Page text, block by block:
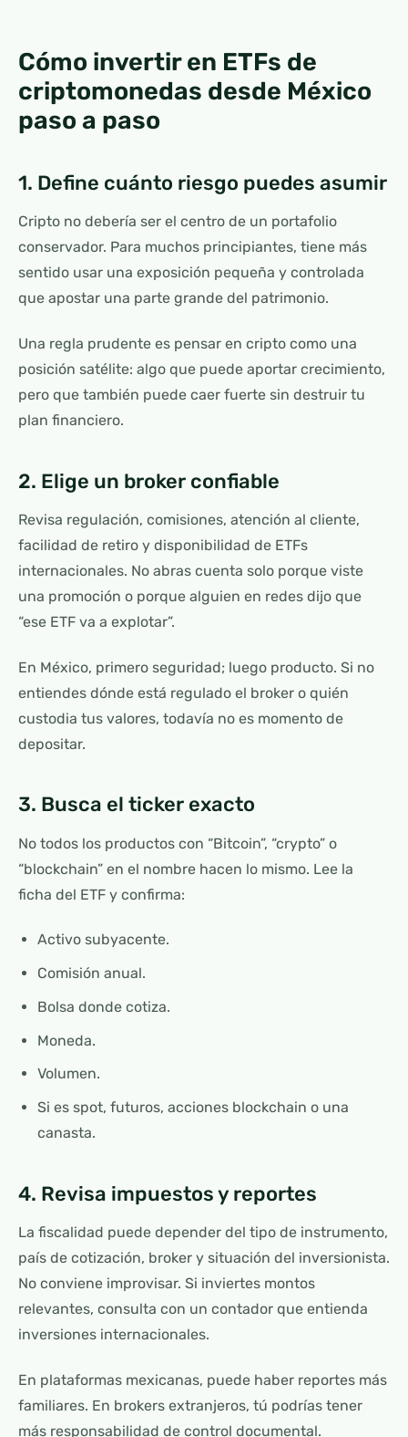
Cómo invertir en ETFs de
criptomonedas desde México
paso a paso
1. Define cuánto riesgo puedes asumir
Cripto no debería ser el centro de un portafolio
conservador. Para muchos principiantes, tiene más
sentido usar una exposición pequeña y controlada
que apostar una parte grande del patrimonio.
Una regla prudente es pensar en cripto como una
posición satélite: algo que puede aportar crecimiento,
pero que también puede caer fuerte sin destruir tu
plan financiero.
2. Elige un broker confiable
Revisa regulación, comisiones, atención al cliente,
facilidad de retiro y disponibilidad de ETFs
internacionales. No abras cuenta solo porque viste
una promoción o porque alguien en redes dijo que
“ese ETF va a explotar”.
En México, primero seguridad; luego producto. Si no
entiendes dónde está regulado el broker o quién
custodia tus valores, todavía no es momento de
depositar.
3. Busca el ticker exacto
No todos los productos con “Bitcoin”, “crypto” o
“blockchain” en el nombre hacen lo mismo. Lee la
ficha del ETF y confirma:
Activo subyacente.
Comisión anual.
Bolsa donde cotiza.
Moneda.
Volumen.
Si es spot, futuros, acciones blockchain o una
canasta.
4. Revisa impuestos y reportes
La fiscalidad puede depender del tipo de instrumento,
país de cotización, broker y situación del inversionista.
No conviene improvisar. Si inviertes montos
relevantes, consulta con un contador que entienda
inversiones internacionales.
En plataformas mexicanas, puede haber reportes más
familiares. En brokers extranjeros, tú podrías tener
más responsabilidad de control documental.